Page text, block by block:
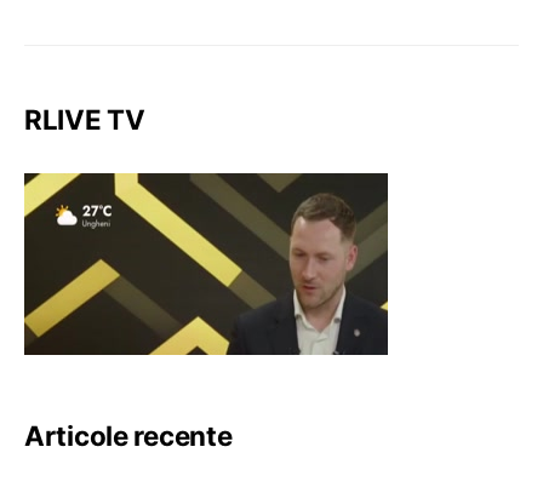
RLIVE TV
Articole recente